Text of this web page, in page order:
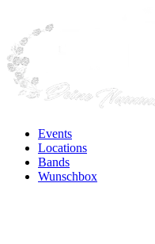
Events
Locations
Bands
Wunschbox